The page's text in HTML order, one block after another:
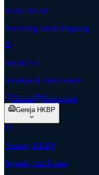
Radio HKBP
Streaming siaran langsung
HKBP TV
Khotbah & video rohani
Donasi Kolportase
Gereja HKBP
Tentang HKBP
Sejarah, visi & misi